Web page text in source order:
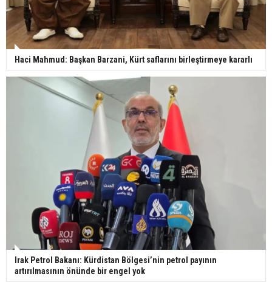
Haci Mahmud: Başkan Barzani, Kürt saflarını birleştirmeye kararlı
Irak Petrol Bakanı: Kürdistan Bölgesi’nin petrol payının
artırılmasının önünde bir engel yok